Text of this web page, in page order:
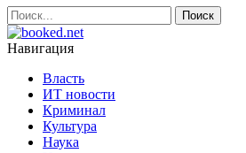
Навигация
Власть
ИТ новости
Криминал
Культура
Наука